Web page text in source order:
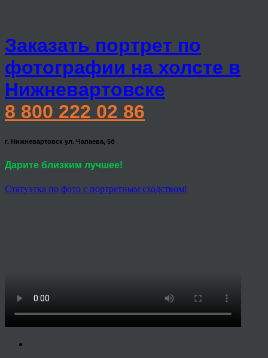
Заказать портрет по
фотографии на холсте в
Нижневартовске
8 800 222 02 86
г. Нижневартовск ул. Чапаева, 5б
Дарите близким лучшее!
Статуэтка по фото с портретным сходством!